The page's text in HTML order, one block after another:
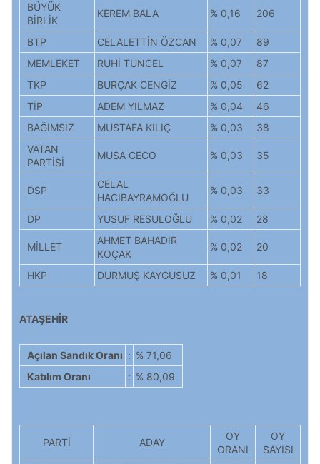
BÜYÜK
BİRLİK
KEREM BALA % 0,16 206
BTP CELALETTİN ÖZCAN % 0,07
89
MEMLEKET
RUHİ TUNCEL % 0,07
87
TKP
BURÇAK CENGİZ % 0,05
62
TİP
ADEM YILMAZ % 0,04
46
BAĞIMSIZ
MUSTAFA KILIÇ % 0,03
38
VATAN
PARTİSİ
MUSA CECO % 0,03 35
DSP
CELAL
HACIBAYRAMOĞLU
% 0,03 33
DP YUSUF RESULOĞLU % 0,02 28
MİLLET
AHMET BAHADIR
KOÇAK
% 0,02 20
HKP DURMUŞ KAYGUSUZ % 0,01 18
ATAŞEHİR
Açılan Sandık Oranı : % 71,06
Katılım Oranı
: % 80,09
PARTİ ADAY
OY
ORANI
OY
SAYISI